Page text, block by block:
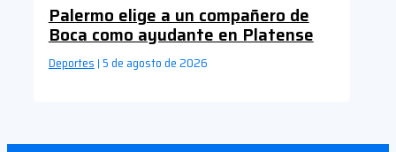
Palermo elige a un compañero de
Boca como ayudante en Platense
Deportes | 5 de agosto de 2026